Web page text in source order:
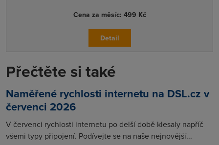
Cena za měsíc: 499 Kč
Detail
Přečtěte si také
Naměřené rychlosti internetu na DSL.cz v
červenci 2026
V červenci rychlosti internetu po delší době klesaly napříč
všemi typy připojení. Podívejte se na naše nejnovější...